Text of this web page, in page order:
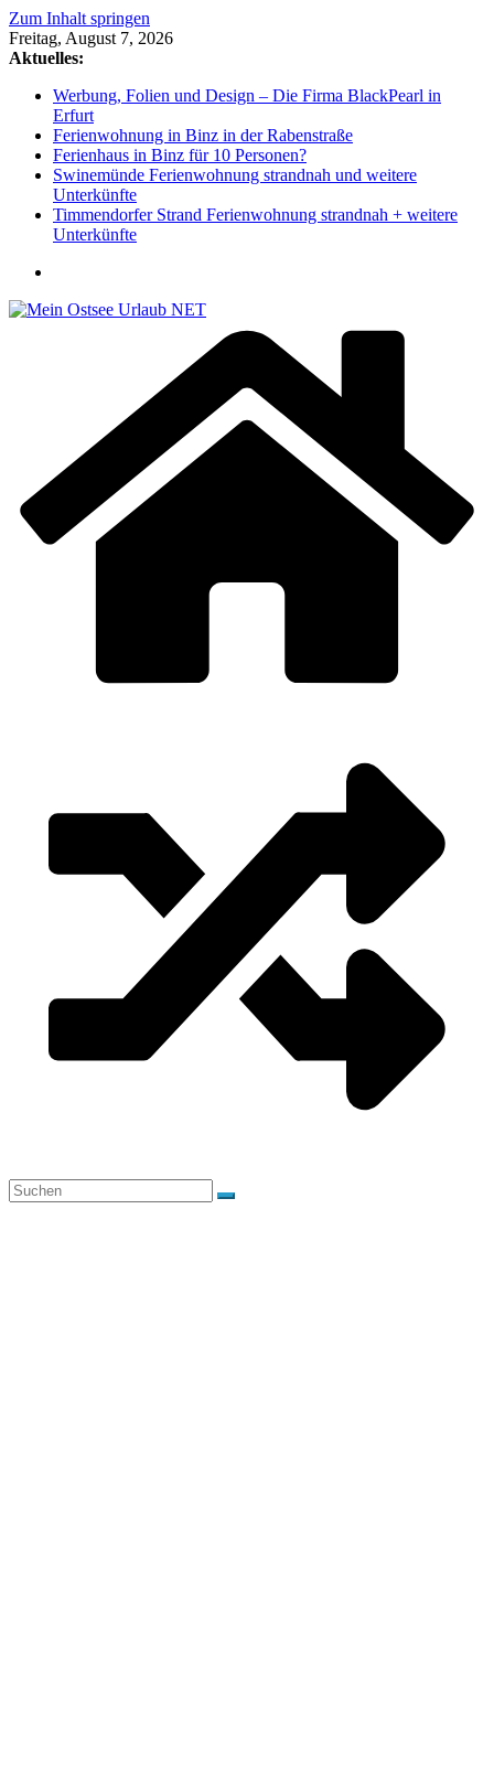
Zum Inhalt springen
Freitag, August 7, 2026
Aktuelles:
Werbung, Folien und Design – Die Firma BlackPearl in
Erfurt
Ferienwohnung in Binz in der Rabenstraße
Ferienhaus in Binz für 10 Personen?
Swinemünde Ferienwohnung strandnah und weitere
Unterkünfte
Timmendorfer Strand Ferienwohnung strandnah + weitere
Unterkünfte